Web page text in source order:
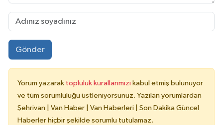
Gönder
Yorum yazarak topluluk kurallarımızı kabul etmiş bulunuyor
ve tüm sorumluluğu üstleniyorsunuz. Yazılan yorumlardan
Şehrivan | Van Haber | Van Haberleri | Son Dakika Güncel
Haberler hiçbir şekilde sorumlu tutulamaz.